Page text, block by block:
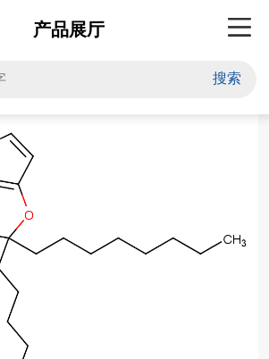
产品展厅
搜索